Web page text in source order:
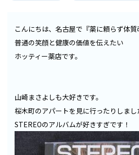
こんにちは、名古屋で『薬に頼らず体質
普通の笑顔と健康の価値を伝えたい
ホッティー薬店です。
山崎まさよしも大好きです。
桜木町のアパートを見に行ったりしまし
STEREOのアルバムが好きすぎです！